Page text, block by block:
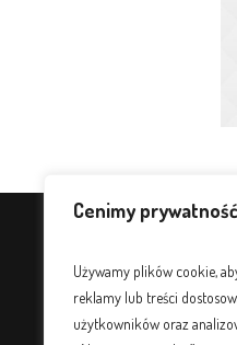
Cenimy
Używamy plików cookie,
reklamy lub treści
użytkowników oraz